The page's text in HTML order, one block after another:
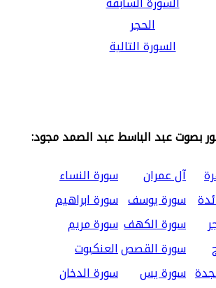
الحجر
السورة التالية
بصوت عبد الباسط عبد الصمد مجود:
آل عمران
سورة النساء
سورة يوسف سورة ابراهيم
سورة الكهف سورة مريم
سورة القصصالعنكبوت
سورة يس
سورة الدخان